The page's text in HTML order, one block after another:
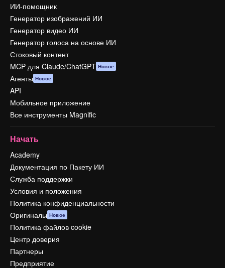
ИИ-помощник
Генератор изображений ИИ
Генератор видео ИИ
Генератор голоса на основе ИИ
Стоковый контент
MCP для Claude/ChatGPT Новое
Агенты Новое
API
Мобильное приложение
Все инструменты Magnific
Начать
Academy
Документация по Пакету ИИ
Служба поддержки
Условия и положения
Политика конфиденциальности
Оригиналы Новое
Политика файлов cookie
Центр доверия
Партнеры
Предприятие